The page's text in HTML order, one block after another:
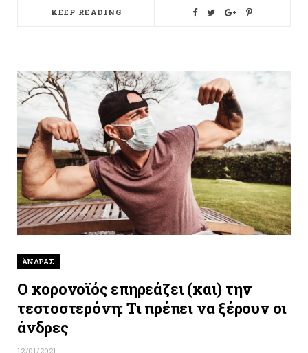
KEEP READING
ΆΝΔΡΑΣ
Ο κορονοϊός επηρεάζει (και) την
τεστοστερόνη: Τι πρέπει να ξέρουν οι
άνδρες
12/01/2021